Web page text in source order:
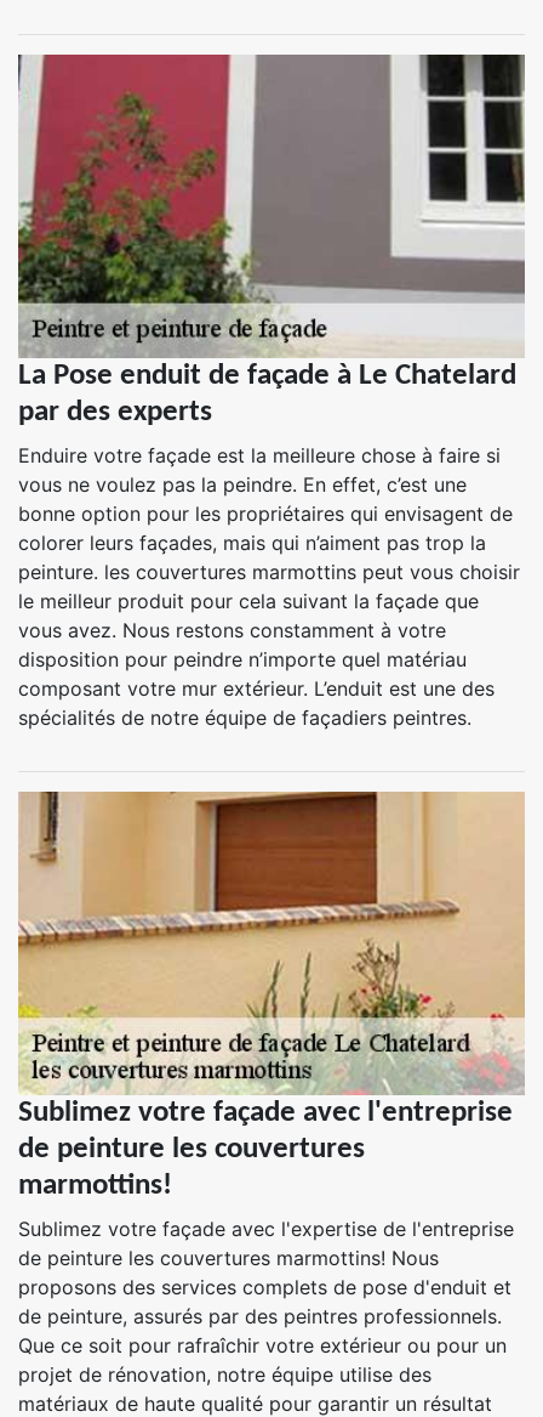
La Pose enduit de façade à Le Chatelard
par des experts
Enduire votre façade est la meilleure chose à faire si
vous ne voulez pas la peindre. En effet, c’est une
bonne option pour les propriétaires qui envisagent de
colorer leurs façades, mais qui n’aiment pas trop la
peinture. les couvertures marmottins peut vous choisir
le meilleur produit pour cela suivant la façade que
vous avez. Nous restons constamment à votre
disposition pour peindre n’importe quel matériau
composant votre mur extérieur. L’enduit est une des
spécialités de notre équipe de façadiers peintres.
Sublimez votre façade avec l'entreprise
de peinture les couvertures
marmottins!
Sublimez votre façade avec l'expertise de l'entreprise
de peinture les couvertures marmottins! Nous
proposons des services complets de pose d'enduit et
de peinture, assurés par des peintres professionnels.
Que ce soit pour rafraîchir votre extérieur ou pour un
projet de rénovation, notre équipe utilise des
matériaux de haute qualité pour garantir un résultat